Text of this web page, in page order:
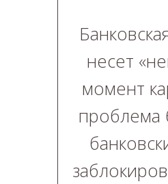
несет
момент
проблема